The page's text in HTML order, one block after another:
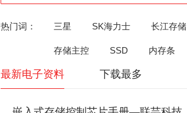
热门词： 三星 SK海力士 长江存储
存储主控 SSD 内存条
人工智能 the
最新电子资料 下载最多